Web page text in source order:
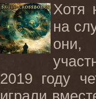
Хотя
на
они,
2019 году